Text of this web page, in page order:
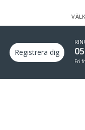
Registrera dig
Fri